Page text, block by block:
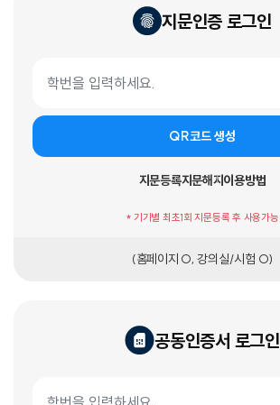
지문인증 로그인
QR코드 생성
지문등록지문해지이용방법
* 기기별 최초1회 지문등록 후 사용가능
(홈페이지 O, 강의실/시험 O)
공동인증서 로그인